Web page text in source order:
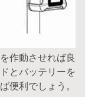
作動させれば良
とバッテリーを
便利でしょう。